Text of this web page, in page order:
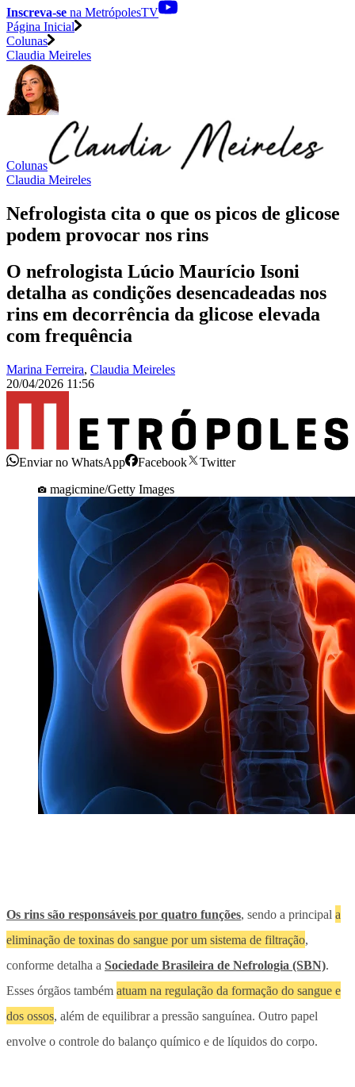
Inscreva-se na MetrópolesTV
Página Inicial
Colunas
Claudia Meireles
Colunas
Claudia Meireles
Nefrologista cita o que os picos de glicose
podem provocar nos rins
O nefrologista Lúcio Maurício Isoni
detalha as condições desencadeadas nos
rins em decorrência da glicose elevada
com frequência
Marina Ferreira, Claudia Meireles
20/04/2026 11:56
Enviar no WhatsApp Facebook
Twitter
magicmine/Getty Images
Os rins são responsáveis por quatro funções, sendo a principal a
eliminação de toxinas do sangue por um sistema de filtração,
conforme detalha a Sociedade Brasileira de Nefrologia (SBN).
Esses órgãos também atuam na regulação da formação do sangue e
dos ossos, além de equilibrar a pressão sanguínea. Outro papel
envolve o controle do balanço químico e de líquidos do corpo.